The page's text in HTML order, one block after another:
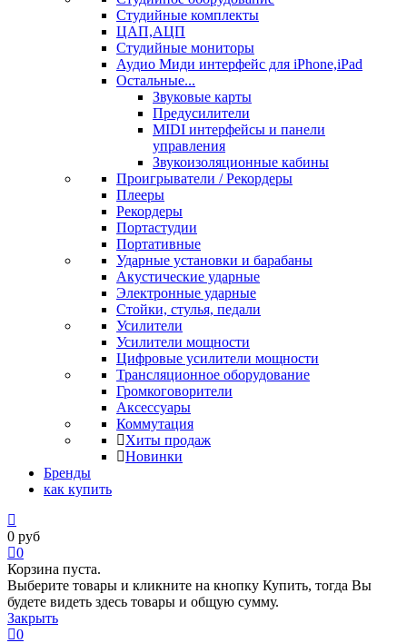
Студийные комплекты
ЦАП,АЦП
Студийные мониторы
Аудио Миди интерфейс для iPhone,iPad
Остальные...
Звуковые карты
Предусилители
MIDI интерфейсы и панели
управления
Звукоизоляционные кабины
Проигрыватели / Рекордеры
Плееры
Рекордеры
Портастудии
Портативные
Ударные установки и барабаны
Акустические ударные
Электронные ударные
Стойки, стулья, педали
Усилители
Усилители мощности
Цифровые усилители мощности
Трансляционное оборудование
Громкоговорители
Аксессуары
Коммутация
Хиты продаж
Новинки
Бренды
как купить
0 руб
0
Корзина пуста.
Выберите товары и кликните на кнопку Купить, тогда Вы
будете видеть здесь товары и общую сумму.
Закрыть
0